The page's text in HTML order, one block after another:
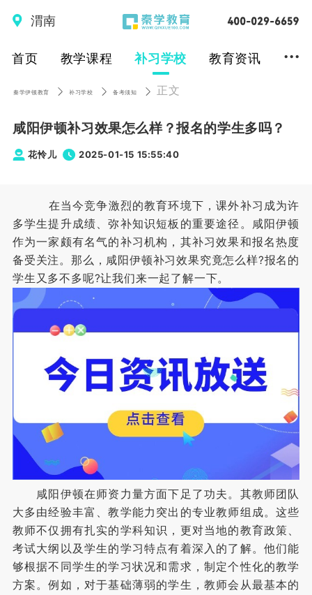
渭南
首页 教学课程 补习学校 教育资讯 ...
秦学伊顿教育 补习学校 备考须知 正文
咸阳伊顿补习效果怎么样？报名的学生多吗？
花怜儿 2025-01-15 15:55:40
在当今竞争激烈的教育环境下，课外补习成为许
多学生提升成绩、弥补知识短板的重要途径。咸阳伊顿
作为一家颇有名气的补习机构，其补习效果和报名热度
备受关注。那么，咸阳伊顿补习效果究竟怎么样?报名的
学生又多不多呢?让我们来一起了解一下。
咸阳伊顿在师资力量方面下足了功夫。其教师团队
大多由经验丰富、教学能力突出的专业教师组成。这些
教师不仅拥有扎实的学科知识，更对当地的教育政策、
考试大纲以及学生的学习特点有着深入的了解。他们能
够根据不同学生的学习状况和需求，制定个性化的教学
方案。例如，对于基础薄弱的学生，教师会从最基本的